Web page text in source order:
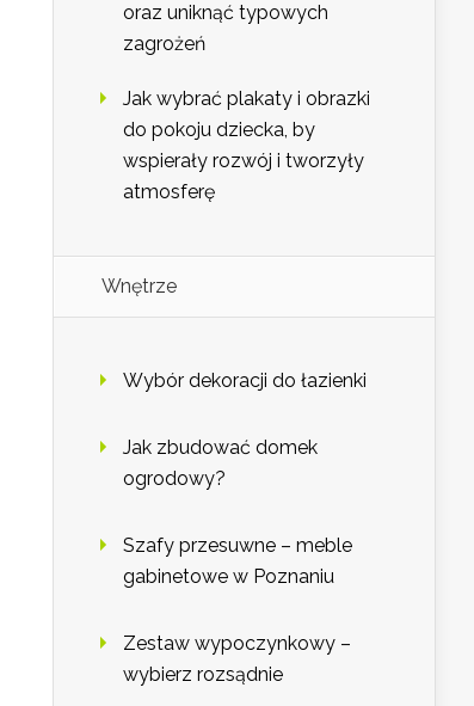
oraz uniknąć typowych
zagrożeń
Jak wybrać plakaty i obrazki
do pokoju dziecka, by
wspierały rozwój i tworzyły
atmosferę
Wnętrze
Wybór dekoracji do łazienki
Jak zbudować domek
ogrodowy?
Szafy przesuwne – meble
gabinetowe w Poznaniu
Zestaw wypoczynkowy –
wybierz rozsądnie